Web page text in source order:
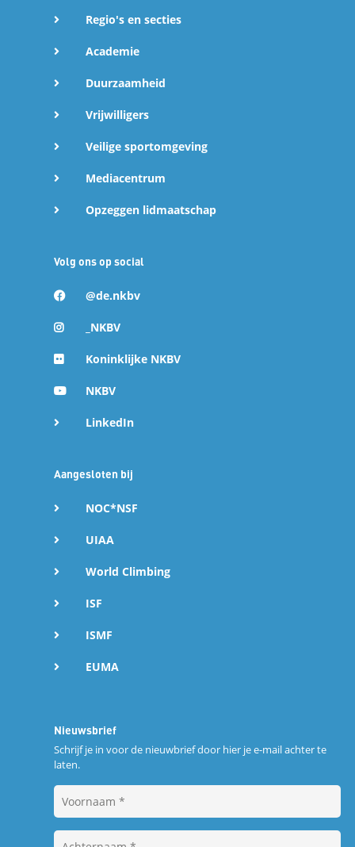
Regio's en secties
Academie
Duurzaamheid
Vrijwilligers
Veilige sportomgeving
Mediacentrum
Opzeggen lidmaatschap
Volg ons op social
@de.nkbv
_NKBV
Koninklijke NKBV
NKBV
LinkedIn
Aangesloten bij
NOC*NSF
UIAA
World Climbing
ISF
ISMF
EUMA
Nieuwsbrief
Schrijf je in voor de nieuwbrief door hier je e-mail achter te
laten.